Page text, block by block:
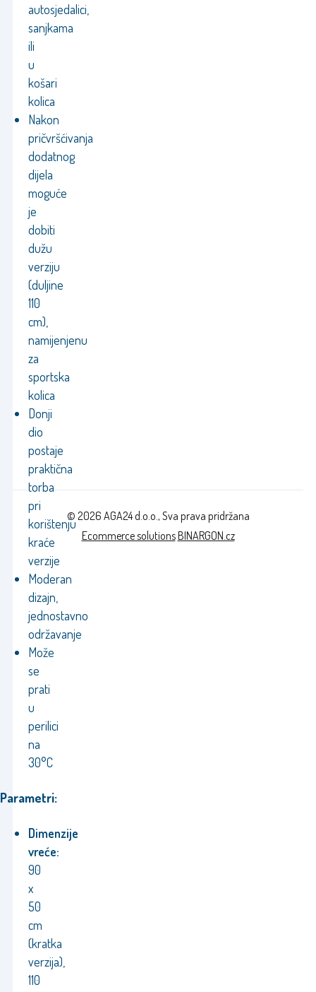
autosjedalici,
sanjkama
ili
u
košari
kolica
Nakon
pričvršćivanja
dodatnog
dijela
moguće
je
dobiti
dužu
verziju
(duljine
110
cm),
namijenjenu
za
sportska
kolica
Donji
dio
postaje
praktična
torba
pri
korištenju
kraće
verzije
Moderan
dizajn,
jednostavno
održavanje
Može
se
prati
u
perilici
na
30°C
Parametri:
Dimenzije
vreće:
90
x
50
cm
(kratka
verzija),
110
© 2026 AGA24 d.o.o., Sva prava pridržana
Ecommerce solutionsBINARGON.cz